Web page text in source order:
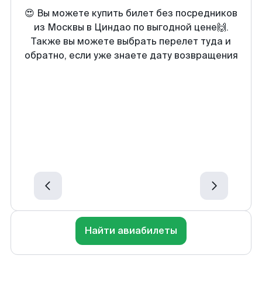
😍 Вы можете купить билет без посредников
из Москвы в Циндао по выгодной цене🙌.
Также вы можете выбрать перелет туда и
обратно, если уже знаете дату возвращения
Найти авиабилеты